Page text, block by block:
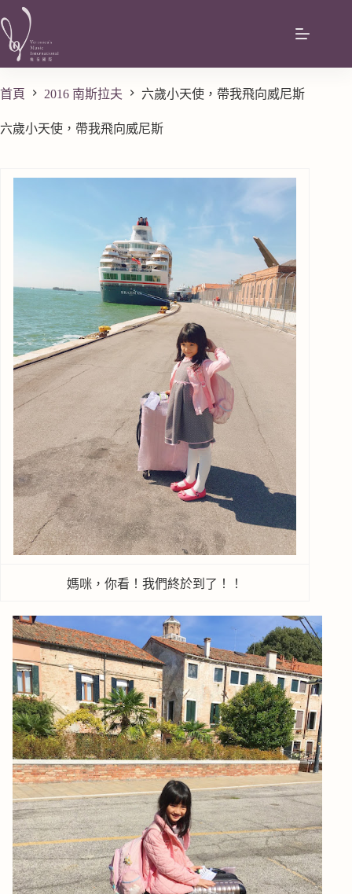
首頁 2016 南斯拉夫 六歲小天使，帶我飛向威尼斯
六歲小天使，帶我飛向威尼斯
媽咪，你看！我們終於到了！！